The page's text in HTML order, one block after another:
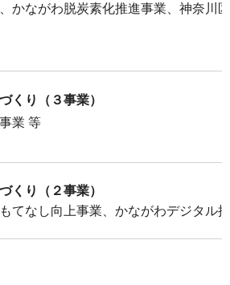
かながわ脱炭素化推進事業、神奈川
くり（３事業）
業 等
くり（２事業）
てなし向上事業、かながわデジタル